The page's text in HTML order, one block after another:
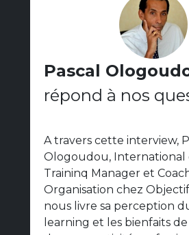
Pascal
répond à nos
A travers cette interview,
Ologoudou, International
Traininq Manager et
Organisation chez
nous livre sa perception
learning et les bienfaits